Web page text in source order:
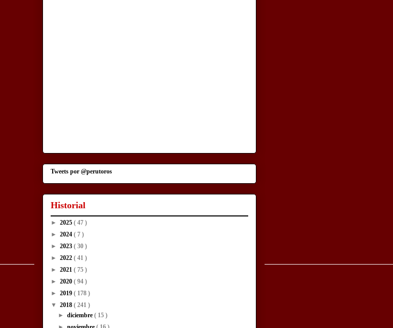
Tweets por @perutoros
Historial
► 2025 ( 47 )
► 2024 ( 7 )
► 2023 ( 30 )
► 2022 ( 41 )
► 2021 ( 75 )
► 2020 ( 94 )
► 2019 ( 178 )
▼ 2018 ( 241 )
►diciembre( 15 )